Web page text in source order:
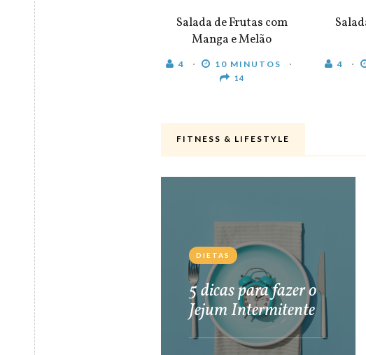
Salada de Frutas com
Manga e Melão
4 10 MINUTOS
14
4
FITNESS & LIFESTYLE
DIETAS
5 dicas para fazer o
Jejum Intermitente